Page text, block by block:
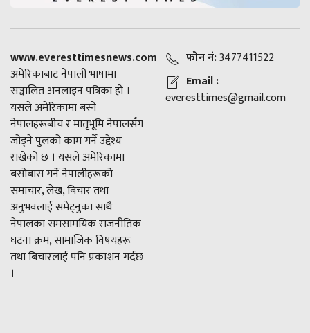
www.everesttimesnews.com
अमेरिकाबाट नेपाली भाषामा
सञ्चालित अनलाइन पत्रिका हो ।
यसले अमेरिकामा बस्ने
नेपालहरूबीच र मातृभूमि नेपालसँग
जोड्ने पुलको काम गर्ने उद्देश्य
राखेको छ । यसले अमेरिकामा
बसोबास गर्ने नेपालीहरूको
समाचार, लेख, बिचार तथा
अनुभवलाई समेट्नुका साथै
नेपालका समसामयिक राजनीतिक
घटना क्रम, सामाजिक विषयहरू
तथा बिचारलाई पनि प्रकाशन गर्दछ
।
फोन नं:3477411522
Email :
everesttimes@gmail.com